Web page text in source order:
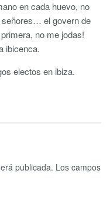
en cada huevo, no
señores… el govern de
no me jodas!
ibicenca.
electos en ibiza.
publicada. Los campos